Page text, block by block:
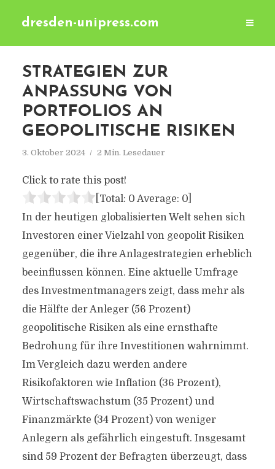
dresden-unipress.com
STRATEGIEN ZUR
ANPASSUNG VON
PORTFOLIOS AN
GEOPOLITISCHE RISIKEN
3. Oktober 2024 2 Min. Lesedauer
Click to rate this post!
[Total: 0 Average: 0]
In der heutigen globalisierten Welt sehen sich
Investoren einer Vielzahl von geopolit Risiken
gegenüber, die ihre Anlagestrategien erheblich
beeinflussen können. Eine aktuelle Umfrage
des Investmentmanagers zeigt, dass mehr als
die Hälfte der Anleger (56 Prozent)
geopolitische Risiken als eine ernsthafte
Bedrohung für ihre Investitionen wahrnimmt.
Im Vergleich dazu werden andere
Risikofaktoren wie Inflation (36 Prozent),
Wirtschaftswachstum (35 Prozent) und
Finanzmärkte (34 Prozent) von weniger
Anlegern als gefährlich eingestuft. Insgesamt
sind 59 Prozent der Befragten überzeugt, dass